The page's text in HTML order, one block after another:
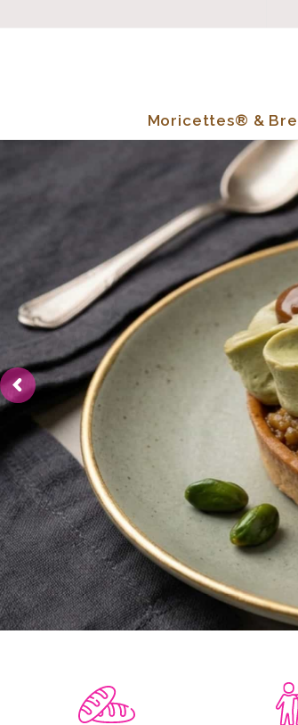
Moricettes® &